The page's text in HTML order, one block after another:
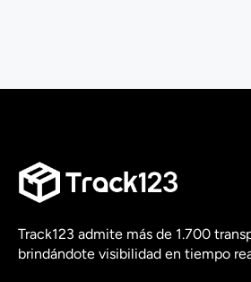
Track123 admite más de 1.700
brindándote visibilidad en tiempo